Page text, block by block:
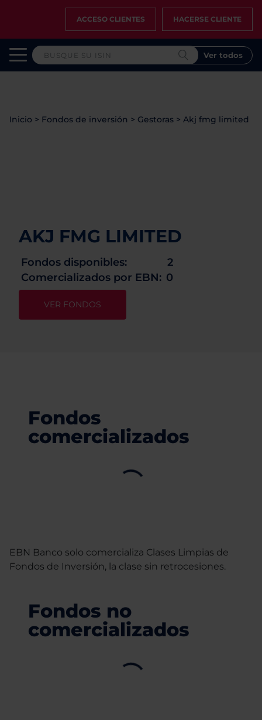
ACCESO CLIENTES HACERSE CLIENTE
Ver todos
Inicio > Fondos de inversión > Gestoras > Akj fmg limited
AKJ FMG LIMITED
Fondos disponibles:
2
Comercializados por EBN: 0
VER FONDOS
Fondos
comercializados
EBN Banco solo comercializa Clases Limpias de
Fondos de Inversión, la clase sin retrocesiones.
Fondos no
comercializados